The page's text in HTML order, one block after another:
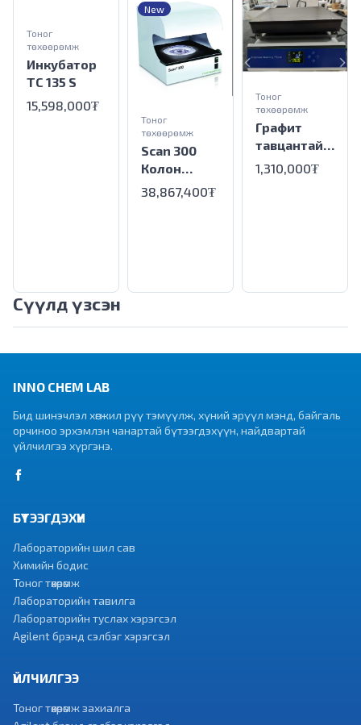
Инкубатор
TC 135 S
Тоног
төхөөрөмж
15,598,000₮
New
Scan 300
Колон
тоологч
Тоног
төхөөрөмж
38,867,400₮
Графит
тавцантай
лаборатори
Тоног
төхөөрөмж
1,310,000₮
Сүүлд үзсэн
INNO CHEM LAB
Бид шинэчлэл хөгжил рүү тэмүүлж, хүний эрүүл мэнд, байгаль
орчиноо эрхэмлэн чанартай бүтээгдэхүүн, найдвартай
үйлчилгээ хүргэнэ.
БҮТЭЭГДЭХҮҮН
Лабораторийн шил сав
Химийн бодис
Тоног төхөөрөмж
Лабораторийн тавилга
Лабораторийн туслах хэрэгсэл
Agilent брэнд сэлбэг хэрэгсэл
ҮЙЛЧИЛГЭЭ
Тоног төхөөрөмж захиалга